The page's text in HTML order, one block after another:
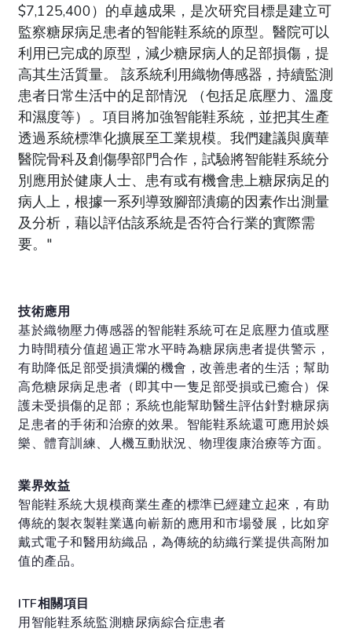
$7,125,400）的卓越成果，是次研究目標是建立可
監察糖尿病足患者的智能鞋系統的原型。醫院可以
利用已完成的原型，減少糖尿病人的足部損傷，提
高其生活質量。 該系統利用織物傳感器，持續監測
患者日常生活中的足部情況 （包括足底壓力、溫度
和濕度等）。項目將加強智能鞋系統，並把其生產
透過系統標準化擴展至工業規模。我們建議與廣華
醫院骨科及創傷學部門合作，試驗將智能鞋系統分
別應用於健康人士、患有或有機會患上糖尿病足的
病人上，根據一系列導致腳部潰瘍的因素作出測量
及分析，藉以評估該系統是否符合行業的實際需
要。"
技術應用
基於織物壓力傳感器的智能鞋系統可在足底壓力值或壓
力時間積分值超過正常水平時為糖尿病患者提供警示，
有助降低足部受損潰爛的機會，改善患者的生活；幫助
高危糖尿病足患者（即其中一隻足部受損或已癒合）保
護未受損傷的足部；系統也能幫助醫生評估針對糖尿病
足患者的手術和治療的效果。智能鞋系統還可應用於娛
樂、體育訓練、人機互動狀況、物理復康治療等方面。
業界效益
智能鞋系統大規模商業生產的標準已經建立起來，有助
傳統的製衣製鞋業邁向嶄新的應用和市場發展，比如穿
戴式電子和醫用紡織品，為傳統的紡織行業提供高附加
值的產品。
ITF相關項目
用智能鞋系統監測糖尿病綜合症患者